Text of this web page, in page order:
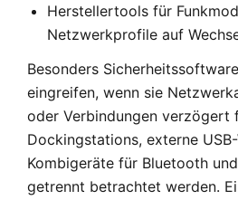
Herstellertools für
Netzwerkprofile auf
Besonders
eingreifen, wenn sie
oder Verbindungen verzögert
Dockingstations, externe
Kombigeräte für Bluetooth
getrennt betrachtet werden.